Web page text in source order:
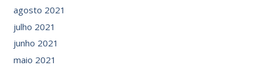
agosto 2021
julho 2021
junho 2021
maio 2021